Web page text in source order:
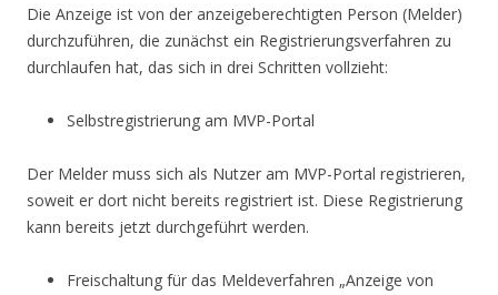
Die Anzeige ist von der anzeigeberechtigten Person (Melder)
durchzuführen, die zunächst ein Registrierungsverfahren zu
durchlaufen hat, das sich in drei Schritten vollzieht:
Selbstregistrierung am MVP-Portal
Der Melder muss sich als Nutzer am MVP-Portal registrieren,
soweit er dort nicht bereits registriert ist. Diese Registrierung
kann bereits jetzt durchgeführt werden.
Freischaltung für das Meldeverfahren „Anzeige von